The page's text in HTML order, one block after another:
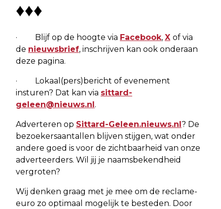
♦♦♦
· Blijf op de hoogte via Facebook, X of via
de nieuwsbrief, inschrijven kan ook onderaan
deze pagina.
· Lokaal(pers)bericht of evenement
insturen? Dat kan via sittard-
geleen@nieuws.nl.
Adverteren op Sittard-Geleen.nieuws.nl? De
bezoekersaantallen blijven stijgen, wat onder
andere goed is voor de zichtbaarheid van onze
adverteerders. Wil jij je naamsbekendheid
vergroten?
Wij denken graag met je mee om de reclame-
euro zo optimaal mogelijk te besteden. Door